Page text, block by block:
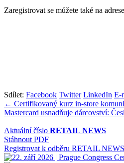
Zaregistrovat se můžete také na
Sdílet: Facebook Twitter LinkedIn E-
Navigace
pro
příspěvek
← Certifikovaný kurz in-store
Mastercard usnadňuje dárcovství:
Aktuální číslo RETAIL NEWS
Stáhnout PDF
Registrovat k odběru RETAIL NEWS